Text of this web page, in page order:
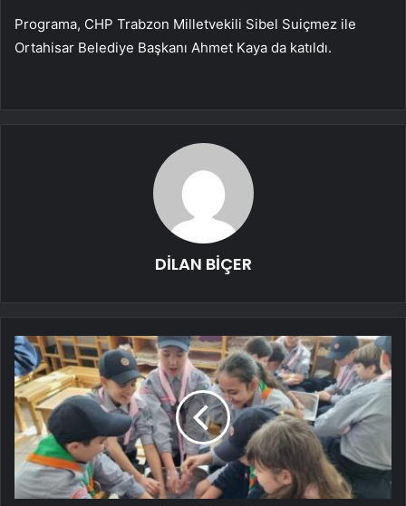
Programa, CHP Trabzon Milletvekili Sibel Suiçmez ile
Ortahisar Belediye Başkanı Ahmet Kaya da katıldı.
DİLAN BİÇER